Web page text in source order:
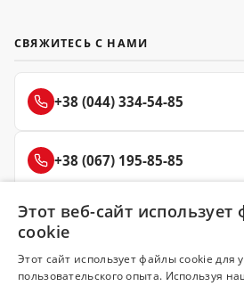
СВЯЖИТЕСЬ С НАМИ
+38 (044) 334-54-85
+38 (067) 195-85-85
+38 (050) 145-85-45
Этот веб-сайт использует
cookie
Этот сайт использует файлы cookie для
пользовательского опыта. Используя